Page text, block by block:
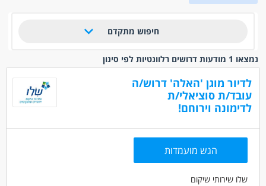
חיפוש מתקדם
נמצאו 1 מודעות דרושים רלוונטיות לפי סינון
לדיור מוגן 'האלה' דרוש/ה
עובד/ת סוציאלי/ת
לדימונה וירוחם!
הגש מועמדות
שלו שירותי שיקום